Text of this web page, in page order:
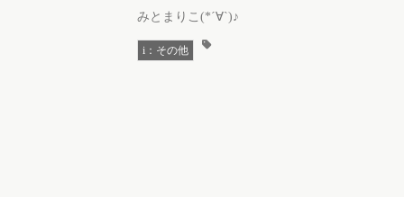
みとまりこ(*´∀`)♪
i：その他